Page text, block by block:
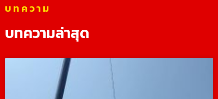
บทความ
บทความล่าสุด